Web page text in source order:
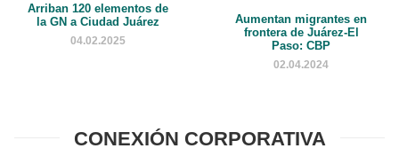
Arriban 120 elementos de
la GN a Ciudad Juárez
04.02.2025
Aumentan migrantes en
frontera de Juárez-El
Paso: CBP
02.04.2024
CONEXIÓN CORPORATIVA